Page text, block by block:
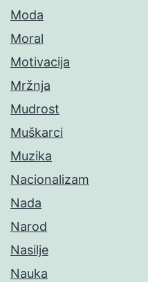
Moda
Moral
Motivacija
Mržnja
Mudrost
Muškarci
Muzika
Nacionalizam
Nada
Narod
Nasilje
Nauka